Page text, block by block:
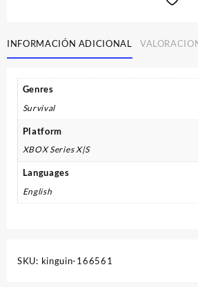
XBOX
One
Xbox
X|S
Account
cantidad
INFORMACIÓN ADICIONAL
Genres
Survival
Platform
XBOX Series X|S
Languages
English
SKU: kinguin-166561